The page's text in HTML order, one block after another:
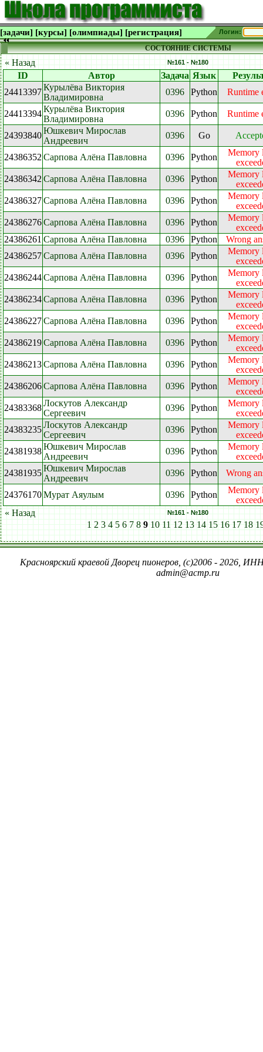
[задачи] [курсы] [олимпиады] [регистрация] Логин:
СОСТОЯНИЕ СИСТЕМЫ
« Назад №161 - №180
ID Автор Задача Язык
24413397Курылёва Виктория
Владимировна
0396 Python Runtime
24413394Курылёва Виктория
Владимировна
0396 Python Runtime
24393840Юшкевич Мирослав
Андреевич
0396 Go
24386352 Сарпова Алёна Павловна 0396 Python
Memory
24386342 Сарпова Алёна Павловна 0396 Python
Memory
24386327Сарпова Алёна Павловна 0396 Python
Memory
24386276Сарпова Алёна Павловна 0396 Python
Memory
24386261 Сарпова Алёна Павловна 0396 Python
Wrong
24386257Сарпова Алёна Павловна 0396 Python
Memory
24386244Сарпова Алёна Павловна 0396 Python
Memory
24386234Сарпова Алёна Павловна 0396 Python
Memory
24386227Сарпова Алёна Павловна 0396 Python
Memory
24386219Сарпова Алёна Павловна 0396 Python
Memory
24386213Сарпова Алёна Павловна 0396 Python
Memory
24386206Сарпова Алёна Павловна 0396 Python
Memory
24383368Лоскутов Александр
Сергеевич
0396 Python
Memory
24383235Лоскутов Александр
Сергеевич
0396 Python
Memory
24381938Юшкевич Мирослав
Андреевич
0396 Python
Memory
24381935Юшкевич Мирослав
Андреевич
0396 Python Wrong
24376170Мурат Аяулым 0396 Python
Memory
« Назад
№161 - №180
1 2 3 4 5 6 7 8 9 10 11 12 13 14 15 16 17 18
Красноярский краевой Дворец пионеров, (c)2006 - 2026,
admin@acmp.ru